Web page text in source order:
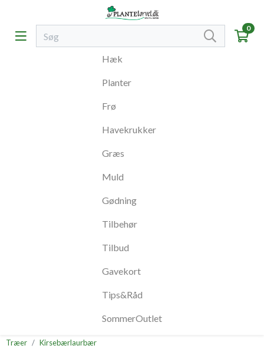
0
Hæk
Planter
Frø
Havekrukker
Græs
Muld
Gødning
Tilbehør
Tilbud
Gavekort
Tips&Råd
SommerOutlet
Træer Kirsebærlaurbær